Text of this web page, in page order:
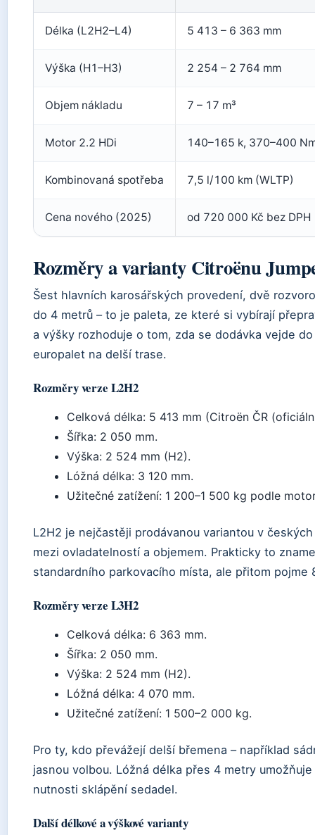
Délka (L2H2–L4) 5 413 – 6 363 mm
Výška (H1–H3) 2 254 – 2 764 mm
Objem nákladu 7 – 17 m³
Motor 2.2 HDi 140–165 k, 370–400
Kombinovaná spotřeba 7,5 l/100 km (WLTP)
Cena nového (2025) od 720 000 Kč bez DPH
Rozměry a varianty Citroënu
Šest hlavních karosářských provedení, dvě
do 4 metrů – to je paleta, ze které si vybírají
a výšky rozhoduje o tom, zda se dodávka vejde
europalet na delší trase.
Rozměry verze L2H2
Celková délka: 5 413 mm (Citroën ČR
Šířka: 2 050 mm.
Výška: 2 524 mm (H2).
Lóžná délka: 3 120 mm.
Užitečné zatížení: 1 200–1 500 kg podle
L2H2 je nejčastěji prodávanou variantou v
mezi ovladatelností a objemem. Prakticky to
standardního parkovacího místa, ale přitom pojme
Rozměry verze L3H2
Celková délka: 6 363 mm.
Šířka: 2 050 mm.
Výška: 2 524 mm (H2).
Lóžná délka: 4 070 mm.
Užitečné zatížení: 1 500–2 000 kg.
Pro ty, kdo převážejí delší břemena – například
jasnou volbou. Lóžná délka přes 4 metry
nutnosti sklápění sedadel.
Další délkové a výškové varianty